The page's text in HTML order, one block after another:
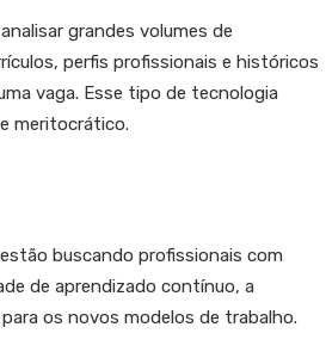
grandes volumes de
perfis profissionais e históricos
vaga. Esse tipo de tecnologia
meritocrático.
buscando profissionais com
de aprendizado contínuo, a
os novos modelos de trabalho.